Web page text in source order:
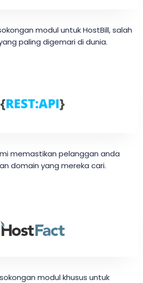
modul untuk HostBill, salah
paling digemari di dunia.
memastikan pelanggan anda
domain yang mereka cari.
modul khusus untuk